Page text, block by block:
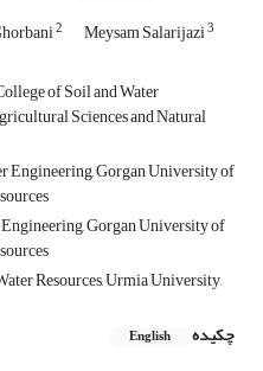
2 Meysam Salarijazi3
of Soil and Water
Sciences and Natural
Engineering, Gorgan University of
Gorgan University of
Resources, Urmia University,
چکیده
English